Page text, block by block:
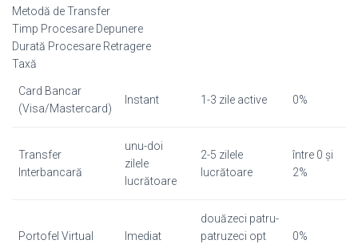
Metodă de Transfer
Timp Procesare Depunere
Durată Procesare Retragere
Taxă
Card Bancar
(Visa/Mastercard)
Instant 1-3 zile active 0%
Transfer
Interbancară
unu-doi
zilele
lucrătoare
2-5 zilele
lucrătoare
între 0 și
2%
Portofel Virtual Imediat
douăzeci patru-
patruzeci opt
0%